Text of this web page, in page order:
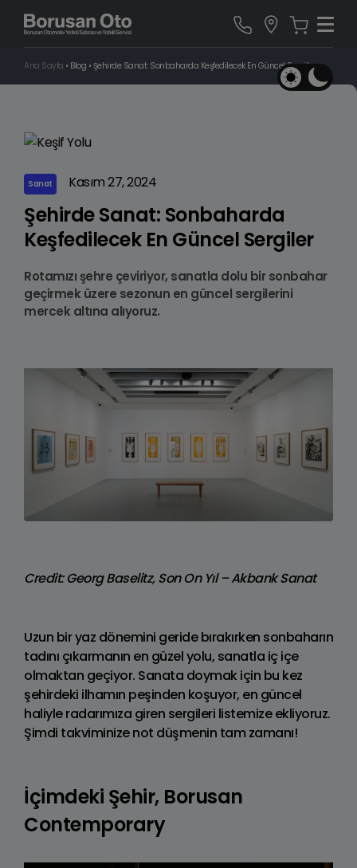
Ana Sayfa • Blog • Şehirde Sanat: Sonbaharda Keşfedilecek En Güncel Sergiler
Sanat Kasım 27, 2024
Şehirde Sanat: Sonbaharda
Keşfedilecek En Güncel Sergiler
Rotamızı şehre çeviriyor, sanatla dolu bir sonbahar
geçirmek üzere sezonun en güncel sergilerini
mercek altına alıyoruz.
Credit: Georg Baselitz, Son On Yıl – Akbank Sanat
Uzun bir yaz dönemini geride bırakırken sonbaharın
tadını çıkarmanın en güzel yolu, sanatla iç içe
olmaktan geçiyor. Sanata doymak için bu kez
şehirdeki ilhamın peşinden koşuyor, en güncel
haliyle radarımıza giren sergileri listemize ekliyoruz.
Şimdi takviminize not düşmenin tam zamanı!
İçimdeki Şehir, Borusan
Contemporary